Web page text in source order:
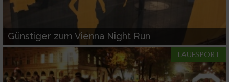
Günstiger zum Vienna Night Run
LAUFSPORT